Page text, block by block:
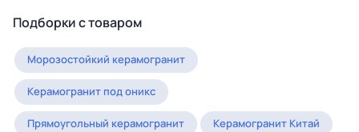
Подборки с товаром
Морозостойкий керамогранит
Керамогранит под оникс
Прямоугольный керамогранит Керамогранит Китай